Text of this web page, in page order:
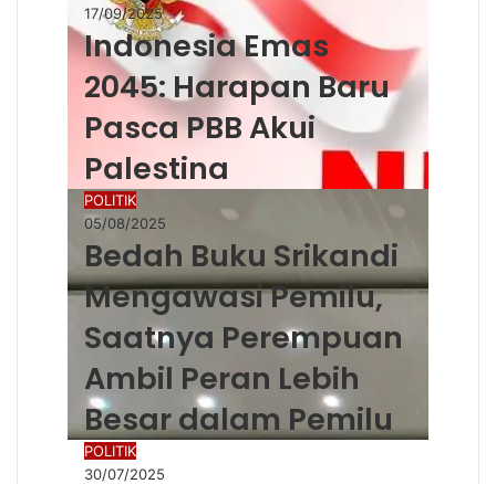
17/09/2025
Indonesia Emas
2045: Harapan Baru
Pasca PBB Akui
Palestina
POLITIK
05/08/2025
Bedah Buku Srikandi
Mengawasi Pemilu,
Saatnya Perempuan
Ambil Peran Lebih
Besar dalam Pemilu
POLITIK
30/07/2025